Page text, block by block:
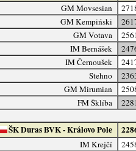
GM Movsesian
GM Kempiński
GM Votava
IM Bernášek
IM Černoušek
Stehno
GM Mirumian
FM Šklíba
ŠK Duras BVK - Královo Pole
IM Krejčí